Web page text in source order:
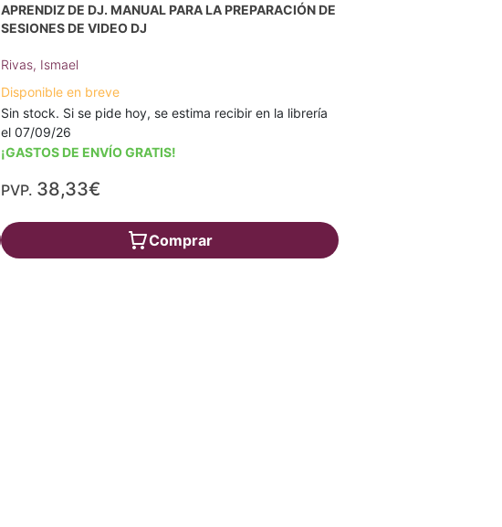
APRENDIZ DE DJ. MANUAL PARA LA PREPARACIÓN DE
SESIONES DE VIDEO DJ
Rivas, Ismael
Disponible en breve
Sin stock. Si se pide hoy, se estima recibir en la librería
el 07/09/26
¡GASTOS DE ENVÍO GRATIS!
PVP. 38,33€
Comprar